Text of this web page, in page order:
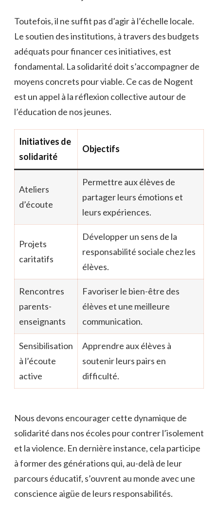
Toutefois, il ne suffit pas d’agir à l’échelle locale.
Le soutien des institutions, à travers des budgets
adéquats pour financer ces initiatives, est
fondamental. La solidarité doit s’accompagner de
moyens concrets pour viable. Ce cas de Nogent
est un appel à la réflexion collective autour de
l’éducation de nos jeunes.
Initiatives de
solidarité
Objectifs
Ateliers
d’écoute
Permettre aux élèves de
partager leurs émotions et
leurs expériences.
Projets
caritatifs
Développer un sens de la
responsabilité sociale chez les
élèves.
Rencontres
parents-
enseignants
Favoriser le bien-être des
élèves et une meilleure
communication.
Sensibilisation
à l’écoute
active
Apprendre aux élèves à
soutenir leurs pairs en
difficulté.
Nous devons encourager cette dynamique de
solidarité dans nos écoles pour contrer l’isolement
et la violence. En dernière instance, cela participe
à former des générations qui, au-delà de leur
parcours éducatif, s’ouvrent au monde avec une
conscience aigüe de leurs responsabilités.